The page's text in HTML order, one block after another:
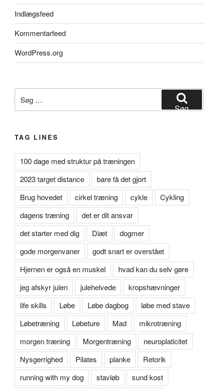
Indlægsfeed
Kommentarfeed
WordPress.org
efter:
Søg
TAG LINES
100 dage med struktur på træningen
2023 target distance
bare få det gjort
Brug hovedet
cirkel træning cykle
Cykling
dagens træning
det er dit ansvar
det starter med dig
Diæt
dogmer
gode morgenvaner
godt snart er overstået
Hjernen er også en muskel
hvad kan du selv gøre
jeg afskyr julen
julehelvede
kropshævninger
life skills
Løbe Løbe dagbog
løbe med stave
Løbetræning
Løbeture Mad
mikrotræning
morgen træning
Morgentræning
neuroplaticitet
Nysgerrighed
Pilates planke
Retorik
running with my dog
stavløb
sund kost